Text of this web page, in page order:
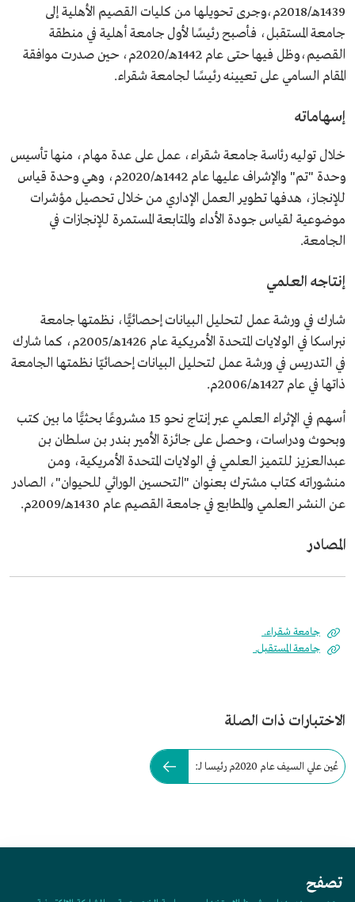
1439هـ/2018م،وجرى تحويلها من كليات القصيم الأهلية إلى
جامعة المستقبل، فأصبح رئيسًا لأول جامعة أهلية في منطقة
القصيم،وظل فيها حتى عام 1442هـ/2020م، حين صدرت موافقة
المقام السامي على تعيينه رئيسًا لجامعة شقراء.
إسهاماته
خلال توليه رئاسة جامعة شقراء، عمل على عدة مهام، منها تأسيس
وحدة "تم" والإشراف عليها عام 1442هـ/2020م، وهي وحدة قياس
للإنجاز، هدفها تطوير العمل الإداري من خلال تحصيل مؤشرات
موضوعية لقياس جودة الأداء والمتابعة المستمرة للإنجازات في
الجامعة.
إنتاجه العلمي
شارك في ورشة عمل لتحليل البيانات إحصائيًّا، نظمتها جامعة
نبراسكا في الولايات المتحدة الأمريكية عام 1426هـ/2005م، كما شارك
في التدريس في ورشة عمل لتحليل البيانات إحصائيّا نظمتها الجامعة
ذاتها في عام 1427هـ/2006م.
أسهم في الإثراء العلمي عبر إنتاج نحو 15 مشروعًا بحثيًّا ما بين كتب
وبحوث ودراسات، وحصل على جائزة الأمير بندر بن سلطان بن
عبدالعزيز للتميز العلمي في الولايات المتحدة الأمريكية، ومن
منشوراته كتاب مشترك بعنوان "التحسين الوراثي للحيوان"، الصادر
عن النشر العلمي والمطابع في جامعة القصيم عام 1430هـ/2009م.
المصادر
جامعة شقراء.
جامعة المستقبل.
الاختبارات ذات الصلة
عُين علي السيف عام 2020م رئيسا لـ:
تصفح